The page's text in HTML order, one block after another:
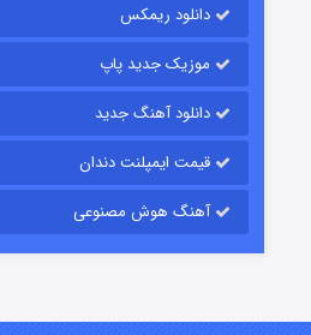
شوگر فصل ۲
دانلود ریمکس
موزیک جدید پاپ
دانلود آهنگ جدید
قیمت ایمپلنت دندان
آهنگ هوش مصنوعی